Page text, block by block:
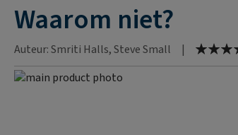
Waarom niet?
Auteur: Smriti Halls, Steve Small |
% of100
Ga